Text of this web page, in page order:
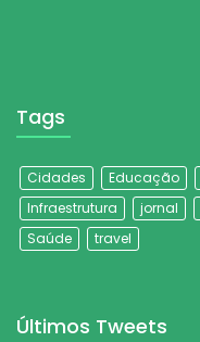
Tags
Cidades Educação
Infraestrutura
jornal
Saúde
travel
Últimos Tweets